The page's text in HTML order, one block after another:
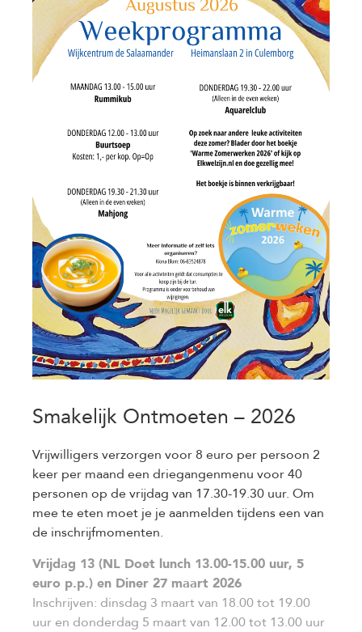
Smakelijk Ontmoeten – 2026
Vrijwilligers verzorgen voor 8 euro per persoon 2
keer per maand een driegangenmenu voor 40
personen op de vrijdag van 17.30-19.30 uur. Om
mee te eten moet je je aanmelden tijdens een van
de inschrijfmomenten.
Vrijdag 13 (NL Doet lunch 13.00-15.00 uur, 5
euro p.p.) en Diner 27 maart 2026
Inschrijven: dinsdag 3 maart van 18.00 tot 19.00
uur en donderdag 5 maart van 12.00 tot 13.00 uur